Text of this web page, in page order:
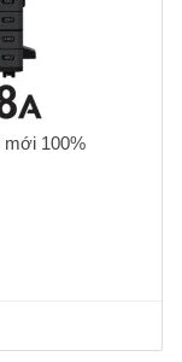
mới 100%